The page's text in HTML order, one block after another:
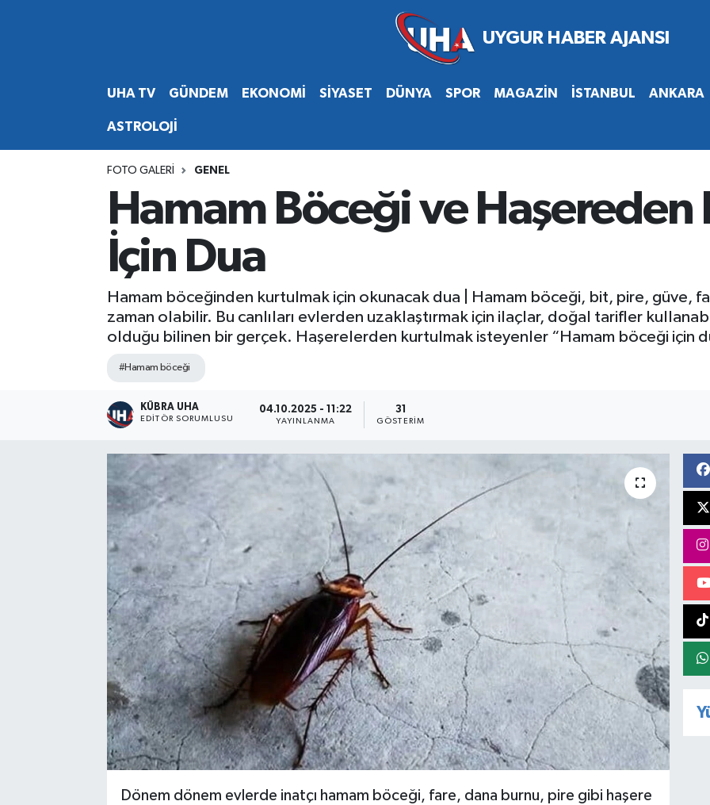
UHA TV GÜNDEM EKONOMİ SİYASET DÜNYA SPOR MAGAZİN İSTANBUL ANKARA
ASTROLOJİ
FOTO GALERI GENEL
Hamam Böceği ve
İçin Dua
Hamam böceğinden kurtulmak için okunacak dua | Hamam böceği, bit, pire, güve,
zaman olabilir. Bu canlıları evlerden uzaklaştırmak için ilaçlar, doğal tarifler
olduğu bilinen bir gerçek. Haşerelerden kurtulmak isteyenler “Hamam böceği için
#Hamam böceği
KÜBRA UHA
EDİTÖR SORUMLUSU
04.10.2025 - 11:22
YAYINLANMA
31
GÖSTERIM
Dönem dönem evlerde inatçı hamam böceği, fare, dana burnu, pire gibi haşere
Hava Durumu
Süper Lig Puan Durumu ve Fikstür
Tüm Manşetler
Son Dakika Haberleri
Haber Arşivi